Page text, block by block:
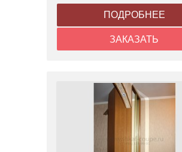
ПОДРОБНЕЕ
ЗАКАЗАТЬ